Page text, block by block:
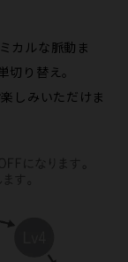
カルな脈動ま
り替え。
しみいただけま